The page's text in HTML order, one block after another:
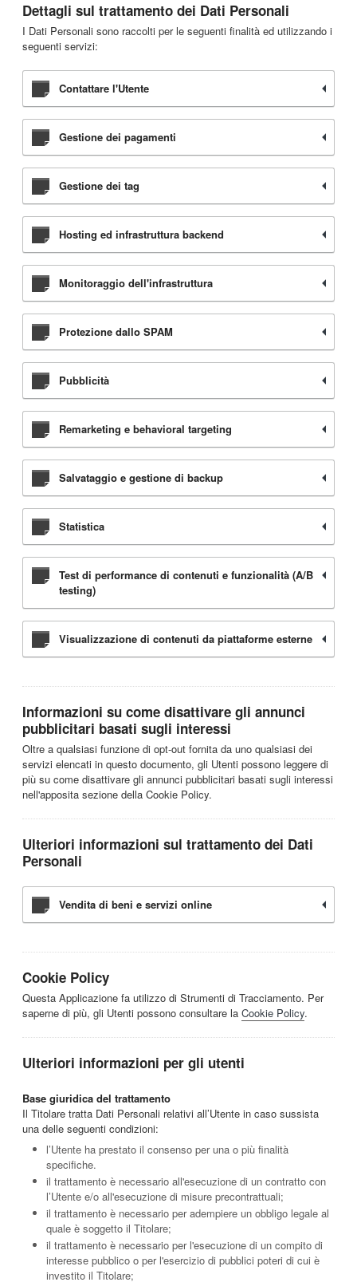
Dettagli sul trattamento dei Dati Personali
I Dati Personali sono raccolti per le seguenti finalità ed utilizzando i
seguenti servizi:
Contattare l'Utente
Gestione dei pagamenti
Gestione dei tag
Hosting ed infrastruttura backend
Monitoraggio dell'infrastruttura
Protezione dallo SPAM
Pubblicità
Remarketing e behavioral targeting
Salvataggio e gestione di backup
Statistica
Test di performance di contenuti e funzionalità (A/B
testing)
Visualizzazione di contenuti da piattaforme esterne
Informazioni su come disattivare gli annunci
pubblicitari basati sugli interessi
Oltre a qualsiasi funzione di opt-out fornita da uno qualsiasi dei
servizi elencati in questo documento, gli Utenti possono leggere di
più su come disattivare gli annunci pubblicitari basati sugli interessi
nell'apposita sezione della Cookie Policy.
Ulteriori informazioni sul trattamento dei Dati
Personali
Vendita di beni e servizi online
Cookie Policy
Questa Applicazione fa utilizzo di Strumenti di Tracciamento. Per
saperne di più, gli Utenti possono consultare la Cookie Policy.
Ulteriori informazioni per gli utenti
Base giuridica del trattamento
Il Titolare tratta Dati Personali relativi all’Utente in caso sussista
una delle seguenti condizioni:
l’Utente ha prestato il consenso per una o più finalità
specifiche.
il trattamento è necessario all'esecuzione di un contratto con
l’Utente e/o all'esecuzione di misure precontrattuali;
il trattamento è necessario per adempiere un obbligo legale al
quale è soggetto il Titolare;
il trattamento è necessario per l'esecuzione di un compito di
interesse pubblico o per l'esercizio di pubblici poteri di cui è
investito il Titolare;